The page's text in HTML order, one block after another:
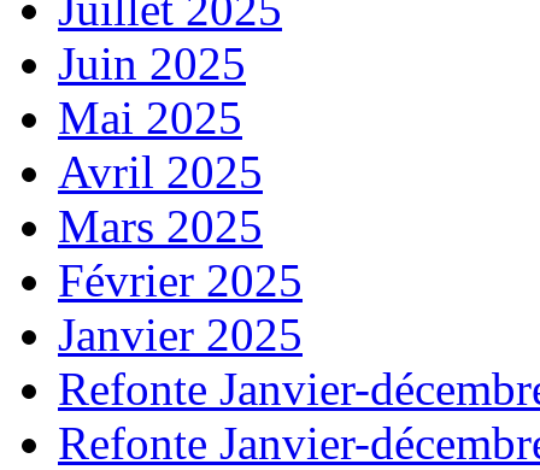
Juin 2025
Mai 2025
Avril 2025
Mars 2025
Février 2025
Janvier 2025
Refonte Janvier-
Refonte Janvier-